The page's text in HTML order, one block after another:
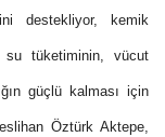
destekliyor, kemik
su tüketiminin, vücut
güçlü kalması için
Öztürk Aktepe,